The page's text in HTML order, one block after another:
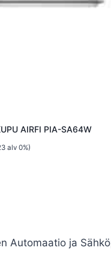
AIRFI PIA-SA64W
alv 0%)
Automaatio ja